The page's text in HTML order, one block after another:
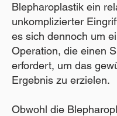
Blepharoplastik ein
unkomplizierter
es sich dennoch um
Operation, die einen
erfordert, um das
Ergebnis zu erzielen.
Obwohl die